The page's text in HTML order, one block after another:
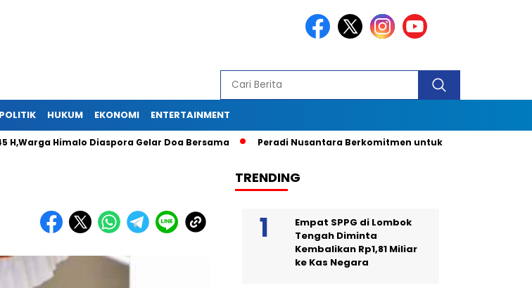
POLITIK HUKUM EKONOMI ENTERTAINMENT
Himalo Diaspora Gelar Doa Bersama Peradi Nusantara Berkomitmen untuk Menjadi Advokat
TRENDING
Empat SPPG di Lombok
Tengah Diminta
Kembalikan Rp1,81 Miliar
ke Kas Negara